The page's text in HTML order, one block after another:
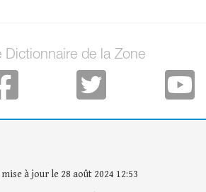
Dictionnaire de la Zone
à jour le 28 août 2024 12:53